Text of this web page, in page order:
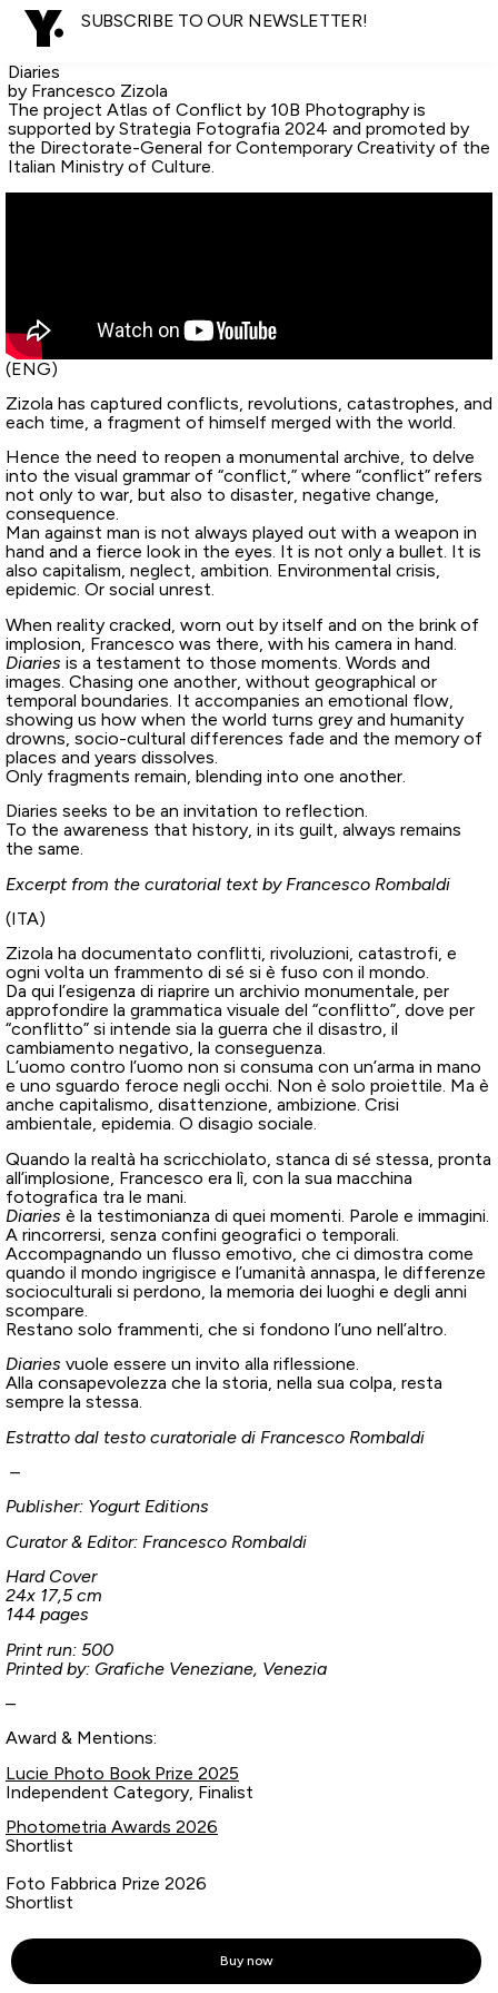
SUBSCRIBE TO OUR NEWSLETTER!
Diaries
by Francesco Zizola
The project Atlas of Conflict by 10B Photography is
supported by Strategia Fotografia 2024 and promoted by
the Directorate-General for Contemporary Creativity of the
Italian Ministry of Culture.
(ENG)
Zizola has captured conflicts, revolutions, catastrophes, and
each time, a fragment of himself merged with the world.
Hence the need to reopen a monumental archive, to delve
into the visual grammar of “conflict,” where “conflict” refers
not only to war, but also to disaster, negative change,
consequence.
Man against man is not always played out with a weapon in
hand and a fierce look in the eyes. It is not only a bullet. It is
also capitalism, neglect, ambition. Environmental crisis,
epidemic. Or social unrest.
When reality cracked, worn out by itself and on the brink of
implosion, Francesco was there, with his camera in hand.
Diaries is a testament to those moments. Words and
images. Chasing one another, without geographical or
temporal boundaries. It accompanies an emotional flow,
showing us how when the world turns grey and humanity
drowns, socio-cultural differences fade and the memory of
places and years dissolves.
Only fragments remain, blending into one another.
Diaries seeks to be an invitation to reflection.
To the awareness that history, in its guilt, always remains
the same.
Excerpt from the curatorial text by Francesco Rombaldi
(ITA)
Zizola ha documentato conflitti, rivoluzioni, catastrofi, e
ogni volta un frammento di sé si è fuso con il mondo.
Da qui l’esigenza di riaprire un archivio monumentale, per
approfondire la grammatica visuale del “conflitto”, dove per
“conflitto” si intende sia la guerra che il disastro, il
cambiamento negativo, la conseguenza.
L’uomo contro l’uomo non si consuma con un’arma in mano
e uno sguardo feroce negli occhi. Non è solo proiettile. Ma è
anche capitalismo, disattenzione, ambizione. Crisi
ambientale, epidemia. O disagio sociale.
Quando la realtà ha scricchiolato, stanca di sé stessa, pronta
all’implosione, Francesco era lì, con la sua macchina
fotografica tra le mani.
Diaries è la testimonianza di quei momenti. Parole e immagini.
A rincorrersi, senza confini geografici o temporali.
Accompagnando un flusso emotivo, che ci dimostra come
quando il mondo ingrigisce e l’umanità annaspa, le differenze
socioculturali si perdono, la memoria dei luoghi e degli anni
scompare.
Restano solo frammenti, che si fondono l’uno nell’altro.
Diaries vuole essere un invito alla riflessione.
Alla consapevolezza che la storia, nella sua colpa, resta
sempre la stessa.
Estratto dal testo curatoriale di Francesco Rombaldi
–
Publisher: Yogurt Editions
Curator & Editor: Francesco Rombaldi
Hard Cover
24x 17,5 cm
144 pages
Print run: 500
Printed by: Grafiche Veneziane, Venezia
–
Award & Mentions:
Lucie Photo Book Prize 2025
Independent Category, Finalist
Photometria Awards 2026
Shortlist
Foto Fabbrica Prize 2026
Shortlist
Buy now